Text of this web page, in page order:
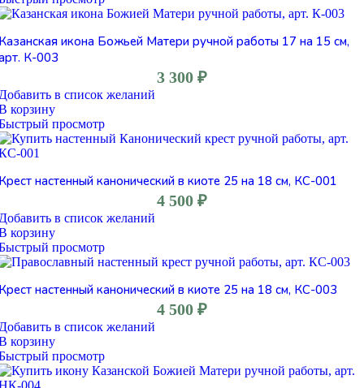
икона Божьей Матери ручной работы 17 на 15 см,
К-003
3 300 ₽
в список желаний
корзину
просмотр
настенный канонический в киоте 25 на 18 см, КС-001
4 500 ₽
в список желаний
корзину
просмотр
настенный канонический в киоте 25 на 18 см, КС-003
4 500 ₽
в список желаний
корзину
просмотр